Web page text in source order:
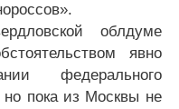
облдуме
явно
федерального
но пока из Москвы не